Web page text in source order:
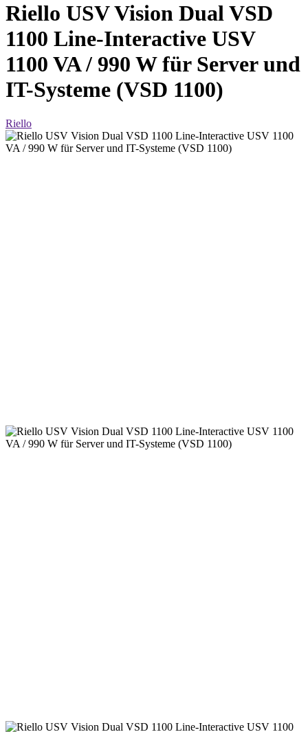
Riello USV Vision Dual VSD
1100 Line-Interactive USV
1100 VA / 990 W für Server und
IT-Systeme (VSD 1100)
Riello